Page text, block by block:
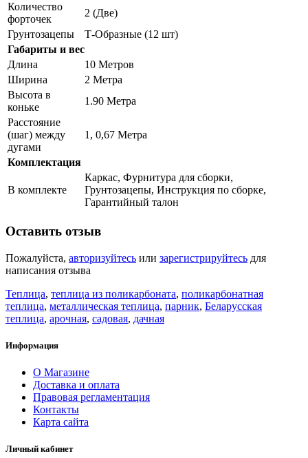
Количество
форточек
2 (Две)
Грунтозацепы
Т-Образные (12 шт)
Габариты и вес
Длина
10 Метров
Ширина
2 Метра
Высота в
коньке
1.90 Метра
Расстояние
(шаг) между
дугами
1, 0,67 Метра
Комплектация
В комплекте
Каркас, Фурнитура для сборки,
Грунтозацепы, Инструкция по сборке,
Гарантийный талон
Оставить отзыв
Пожалуйста, авторизуйтесь или зарегистрируйтесь для
написания отзыва
Теплица, теплица из поликарбоната, поликарбонатная
теплица, металлическая теплица, парник, Беларусская
теплица, арочная, садовая, дачная
Информация
О Магазине
Доставка и оплата
Правовая регламентация
Контакты
Карта сайта
Личный кабинет